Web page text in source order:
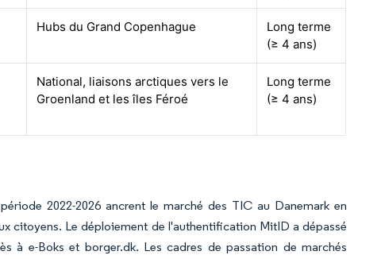
Hubs du Grand Copenhague
Long terme
(≥ 4 ans)
National, liaisons arctiques vers le
Groenland et les îles Féroé
Long terme
(≥ 4 ans)
2022-2026 ancrent le marché des TIC au Danemark en
citoyens. Le déploiement de l'authentification MitID a dépassé
à e-Boks et borger.dk. Les cadres de passation de marchés